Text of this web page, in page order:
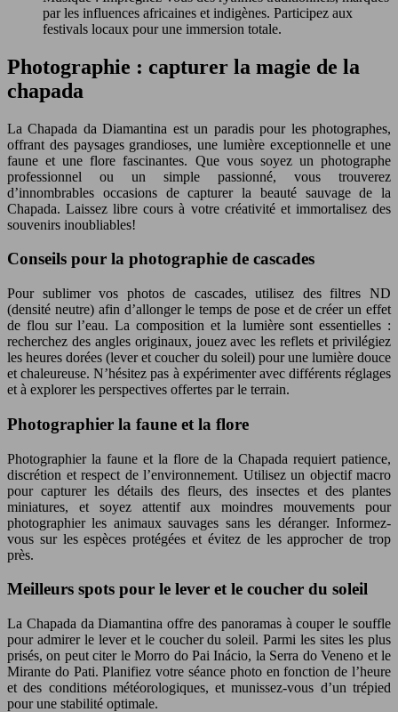
par les influences africaines et indigènes. Participez aux
festivals locaux pour une immersion totale.
Photographie : capturer la magie de la
chapada
La Chapada da Diamantina est un paradis pour les photographes,
offrant des paysages grandioses, une lumière exceptionnelle et une
faune et une flore fascinantes. Que vous soyez un photographe
professionnel ou un simple passionné, vous trouverez
d’innombrables occasions de capturer la beauté sauvage de la
Chapada. Laissez libre cours à votre créativité et immortalisez des
souvenirs inoubliables!
Conseils pour la photographie de cascades
Pour sublimer vos photos de cascades, utilisez des filtres ND
(densité neutre) afin d’allonger le temps de pose et de créer un effet
de flou sur l’eau. La composition et la lumière sont essentielles :
recherchez des angles originaux, jouez avec les reflets et privilégiez
les heures dorées (lever et coucher du soleil) pour une lumière douce
et chaleureuse. N’hésitez pas à expérimenter avec différents réglages
et à explorer les perspectives offertes par le terrain.
Photographier la faune et la flore
Photographier la faune et la flore de la Chapada requiert patience,
discrétion et respect de l’environnement. Utilisez un objectif macro
pour capturer les détails des fleurs, des insectes et des plantes
miniatures, et soyez attentif aux moindres mouvements pour
photographier les animaux sauvages sans les déranger. Informez-
vous sur les espèces protégées et évitez de les approcher de trop
près.
Meilleurs spots pour le lever et le coucher du soleil
La Chapada da Diamantina offre des panoramas à couper le souffle
pour admirer le lever et le coucher du soleil. Parmi les sites les plus
prisés, on peut citer le Morro do Pai Inácio, la Serra do Veneno et le
Mirante do Pati. Planifiez votre séance photo en fonction de l’heure
et des conditions météorologiques, et munissez-vous d’un trépied
pour une stabilité optimale.